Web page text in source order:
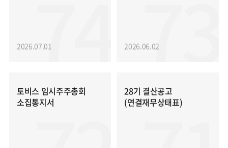
74
2026.07.01 73
2026.06.02
토비스 임시주주총회
소집통지서
28기 결산공고
(연결재무상태표)